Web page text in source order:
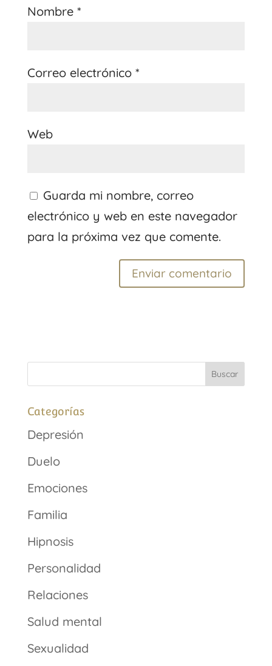
Nombre *
Correo electrónico *
Web
Guarda mi nombre, correo
electrónico y web en este navegador
para la próxima vez que comente.
Categorías
Depresión
Duelo
Emociones
Familia
Hipnosis
Personalidad
Relaciones
Salud mental
Sexualidad